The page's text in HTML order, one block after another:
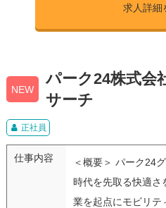
求人詳細
NEW
パーク24株式会
サーチ
正社員
仕事内容
＜概要＞ パーク24
時代を先取る快適さ
業を起点にモビリテ